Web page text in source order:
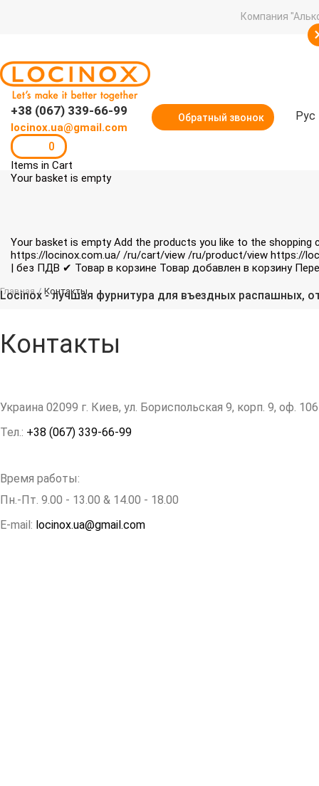
Компания
+38 (067) 339-66-99
locinox.ua@gmail.com
Обратный звонок Рус
0
Items in Cart
Your basket is empty
Your basket is empty Add the products you like to the shopping
https://locinox.com.ua/ /ru/cart/view /ru/product/view https://
| без ПДВ ✔ Товар в корзине Товар добавлен в корзину
Locinox - лучшая фурнитура для въездных распашных,
Главная / Контакты
Контакты
Украина 02099 г. Киев, ул. Бориспольская 9, корп. 9, оф.
Тел.: +38 (067) 339-66-99
Время работы:
Пн.-Пт. 9.00 - 13.00 & 14.00 - 18.00
E-mail: locinox.ua@gmail.com